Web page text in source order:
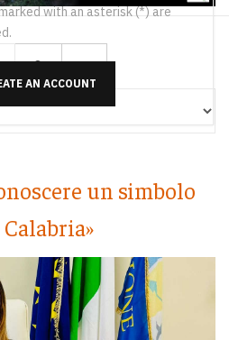
with an asterisk (*) are
AN ACCOUNT
un simbolo